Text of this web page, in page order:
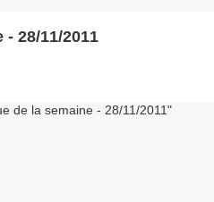
- 28/11/2011